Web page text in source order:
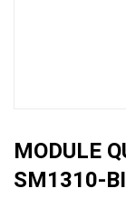
MODULE
SM1310-